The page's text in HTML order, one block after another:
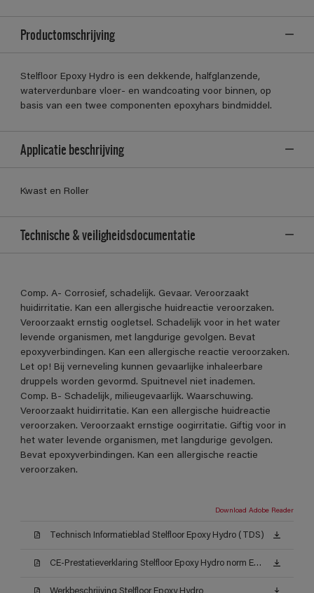
Productomschrijving
Stelfloor Epoxy Hydro is een dekkende, halfglanzende,
waterverdunbare vloer- en wandcoating voor binnen, op
basis van een twee componenten epoxyhars bindmiddel.
Applicatie beschrijving
Kwast en Roller
Technische & veiligheidsdocumentatie
Comp. A- Corrosief, schadelijk. Gevaar. Veroorzaakt
huidirritatie. Kan een allergische huidreactie veroorzaken.
Veroorzaakt ernstig oogletsel. Schadelijk voor in het water
levende organismen, met langdurige gevolgen. Bevat
epoxyverbindingen. Kan een allergische reactie veroorzaken.
Let op! Bij verneveling kunnen gevaarlijke inhaleerbare
druppels worden gevormd. Spuitnevel niet inademen.
Comp. B- Schadelijk, milieugevaarlijk. Waarschuwing.
Veroorzaakt huidirritatie. Kan een allergische huidreactie
veroorzaken. Veroorzaakt ernstige oogirritatie. Giftig voor in
het water levende organismen, met langdurige gevolgen.
Bevat epoxyverbindingen. Kan een allergische reactie
veroorzaken.
Download Adobe Reader
Technisch Informatieblad Stelfloor Epoxy Hydro (TDS)
CE-Prestatieverklaring Stelfloor Epoxy Hydro norm EN 13813_1
Werkbeschrijving Stelfloor Epoxy Hydro